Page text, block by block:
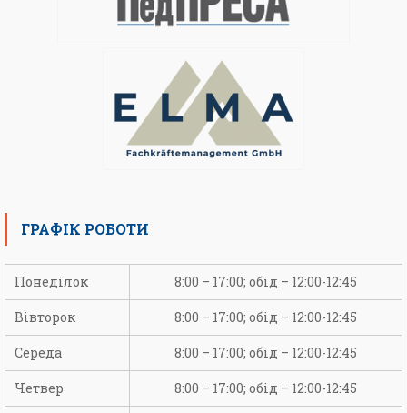
ГРАФІК РОБОТИ
Понеділок 8:00 – 17:00; обід – 12:00-12:45
Вівторок 8:00 – 17:00; обід – 12:00-12:45
Середа 8:00 – 17:00; обід – 12:00-12:45
Четвер 8:00 – 17:00; обід – 12:00-12:45